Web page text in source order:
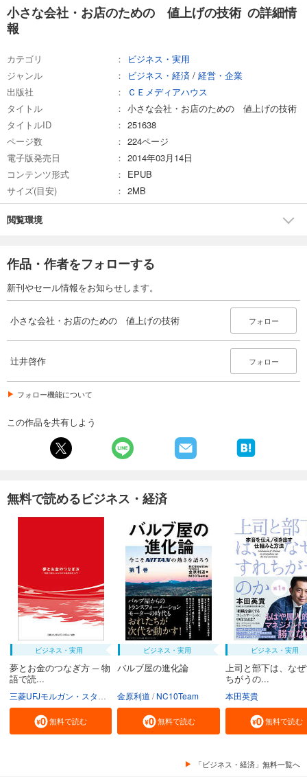
小さな会社・お店のための 値上げの技術 の詳細情
報
カテゴリ
ビジネス・実用
ジャンル
ビジネス・経済 / 経営・企業
出版社
ＣＥメディアハウス
タイトル
小さな会社・お店のための 値上げの技術
タイトルID
251638
ページ数
224ページ
電子版発売日
2014年03月14日
コンテンツ形式
EPUB
サイズ(目安)
2MB
閲覧環境
作品・作者をフォローする
新刊やセール情報をお知らせします。
小さな会社・お店のための 値上げの技術 フォロー
辻井啓作 フォロー
フォロー機能について
この作品を共有しよう
無料で読めるビジネス・経済
ビジネス・実用
夢とお金のつなぎ方 ─ 物
語で読...
無料で読む
ビジネス・実用
バルブ屋の進化論
金原利道 NC10Team
無料で読む
ビジネス・実用
上司と部下は、な
ちがうの...
本田英貴
無料で読む
「ビジネス・経済」無料一覧へ